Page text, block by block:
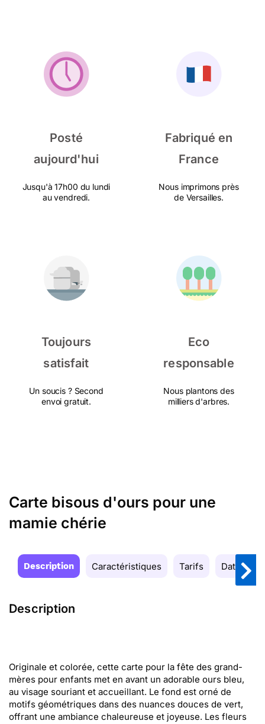
Posté
aujourd'hui
Jusqu'à 17h00 du lundi
au vendredi.
Fabriqué en
France
Nous imprimons près
de Versailles.
Toujours
satisfait
Un soucis ? Second
envoi gratuit.
Eco
responsable
Nous plantons des
milliers d'arbres.
Carte bisous d'ours pour une
mamie chérie
Description Caractéristiques Tarifs Date de
Description
Originale et colorée, cette carte pour la fête des grand-
mères pour enfants met en avant un adorable ours bleu,
au visage souriant et accueillant. Le fond est orné de
motifs géométriques dans des nuances douces de vert,
offrant une ambiance chaleureuse et joyeuse. Les fleurs